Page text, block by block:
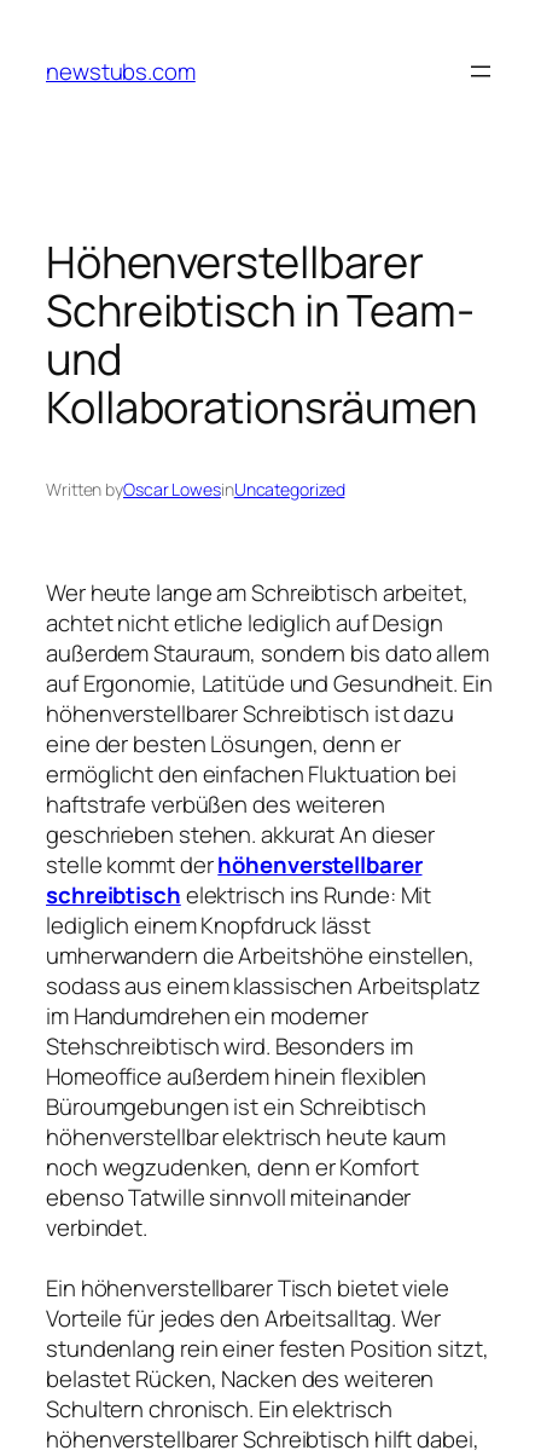
content
newstubs.com
Höhenverstellbarer
Schreibtisch in Team-
und
Kollaborationsräumen
Written byOscar LowesinUncategorized
Wer heute lange am Schreibtisch arbeitet,
achtet nicht etliche lediglich auf Design
außerdem Stauraum, sondern bis dato allem
auf Ergonomie, Latitüde und Gesundheit. Ein
höhenverstellbarer Schreibtisch ist dazu
eine der besten Lösungen, denn er
ermöglicht den einfachen Fluktuation bei
haftstrafe verbüßen des weiteren
geschrieben stehen. akkurat An dieser
stelle kommt derhöhenverstellbarer
schreibtischelektrisch ins Runde: Mit
lediglich einem Knopfdruck lässt
umherwandern die Arbeitshöhe einstellen,
sodass aus einem klassischen Arbeitsplatz
im Handumdrehen ein moderner
Stehschreibtisch wird. Besonders im
Homeoffice außerdem hinein flexiblen
Büroumgebungen ist ein Schreibtisch
höhenverstellbar elektrisch heute kaum
noch wegzudenken, denn er Komfort
ebenso Tatwille sinnvoll miteinander
verbindet.
Ein höhenverstellbarer Tisch bietet viele
Vorteile für jedes den Arbeitsalltag. Wer
stundenlang rein einer festen Position sitzt,
belastet Rücken, Nacken des weiteren
Schultern chronisch. Ein elektrisch
höhenverstellbarer Schreibtisch hilft dabei,